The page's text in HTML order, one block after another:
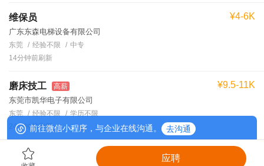
应聘
维保员
广东东森电梯设备有限公司
¥4-6K
东莞 经验不限
中专
14分钟前刷新
磨床技工 高薪
东莞市凯华电子有限公司
¥9.5-11K
东莞 经验不限
学历不限
24分钟前刷新
前往微信小程序，与企业在线沟通。 去沟通